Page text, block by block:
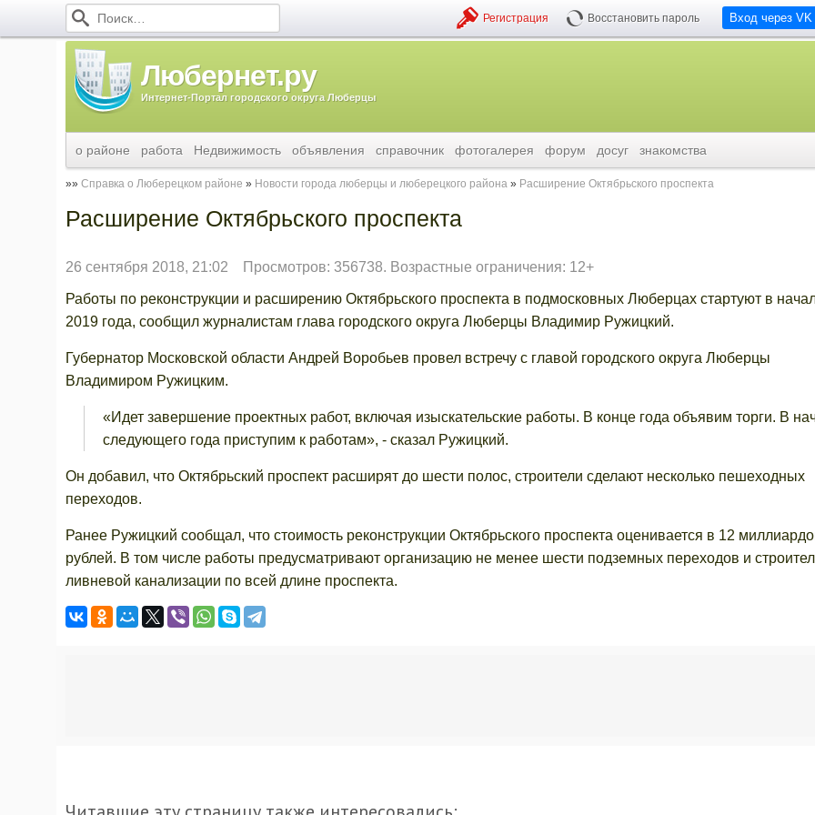
Вход через VK
Регистрация Восстановить пароль
Любернет.ру
Интернет-Портал городского округа Люберцы
о районе работа Недвижимость объявления справочник фотогалерея форум досуг знакомства
Справка о Люберецком районе Новости города люберцы и люберецкого района Расширение Октябрьского проспекта
Расширение Октябрьского проспекта
26 сентября 2018, 21:02 Просмотров: 356738. Возрастные ограничения: 12+
Работы по реконструкции и расширению Октябрьского проспекта в подмосковных Люберцах стартуют в
2019 года, сообщил журналистам глава городского округа Люберцы Владимир Ружицкий.
Губернатор Московской области Андрей Воробьев провел встречу с главой городского округа Люберцы
Владимиром Ружицким.
«Идет завершение проектных работ, включая изыскательские работы. В конце года объявим торги. В
следующего года приступим к работам», - сказал Ружицкий.
Он добавил, что Октябрьский проспект расширят до шести полос, строители сделают несколько пешеходных
переходов.
Ранее Ружицкий сообщал, что стоимость реконструкции Октябрьского проспекта оценивается в 12
рублей. В том числе работы предусматривают организацию не менее шести подземных переходов и
ливневой канализации по всей длине проспекта.